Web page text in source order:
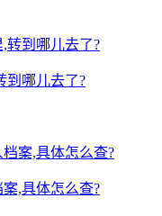
到哪儿去了?
,具体怎么查?